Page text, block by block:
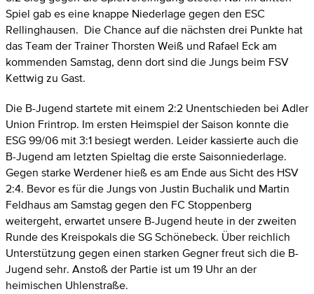
Spiel gab es eine knappe Niederlage gegen den ESC
Rellinghausen. Die Chance auf die nächsten drei Punkte hat
das Team der Trainer Thorsten Weiß und Rafael Eck am
kommenden Samstag, denn dort sind die Jungs beim FSV
Kettwig zu Gast.
Die B-Jugend startete mit einem 2:2 Unentschieden bei Adler
Union Frintrop. Im ersten Heimspiel der Saison konnte die
ESG 99/06 mit 3:1 besiegt werden. Leider kassierte auch die
B-Jugend am letzten Spieltag die erste Saisonniederlage.
Gegen starke Werdener hieß es am Ende aus Sicht des HSV
2:4. Bevor es für die Jungs von Justin Buchalik und Martin
Feldhaus am Samstag gegen den FC Stoppenberg
weitergeht, erwartet unsere B-Jugend heute in der zweiten
Runde des Kreispokals die SG Schönebeck. Über reichlich
Unterstützung gegen einen starken Gegner freut sich die B-
Jugend sehr. Anstoß der Partie ist um 19 Uhr an der
heimischen Uhlenstraße.